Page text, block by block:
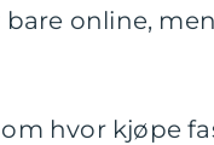
online,
hvor kjøpe